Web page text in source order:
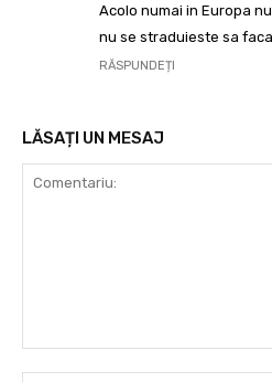
Acolo numai in Europa
nu se straduieste sa
RĂSPUNDEȚI
LĂSAȚI UN MESAJ